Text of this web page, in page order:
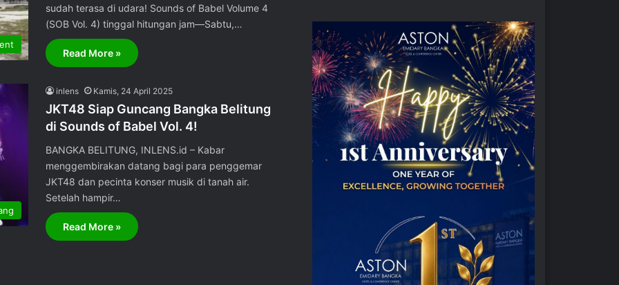
sudah terasa di udara! Sounds of Babel Volume 4
(SOB Vol. 4) tinggal hitungan jam—Sabtu,…
Read More »
inlens Kamis, 24 April 2025
JKT48 Siap Guncang Bangka Belitung
di Sounds of Babel Vol. 4!
BANGKA BELITUNG, INLENS.id – Kabar
menggembirakan datang bagi para penggemar
JKT48 dan pecinta konser musik di tanah air.
Setelah hampir…
Read More »